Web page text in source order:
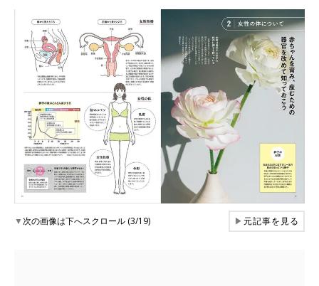
▼次の画像は下へスクロール (3/19) ▶元記事を見る